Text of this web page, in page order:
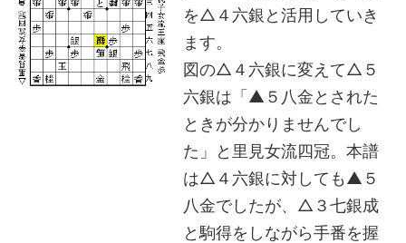
を△４六銀と活用していき
ます。
図の△４六銀に変えて△５
六銀は「▲５八金とされた
ときが分かりませんでし
た」と里見女流四冠。本譜
は△４六銀に対しても▲５
八金でしたが、△３七銀成
と駒得をしながら手番を握